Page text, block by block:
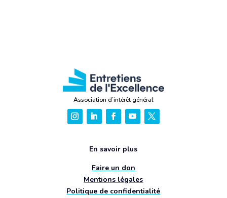
Association d’intérêt général
En savoir plus
Faire un don
Mentions légales
Politique de confidentialité